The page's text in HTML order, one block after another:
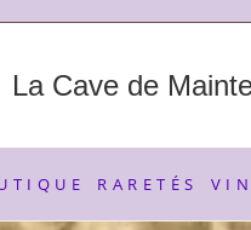
La Cave de
RARETÉS